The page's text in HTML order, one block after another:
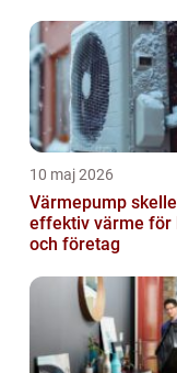
10 maj 2026
Värmepump
effektiv värme för
och företag